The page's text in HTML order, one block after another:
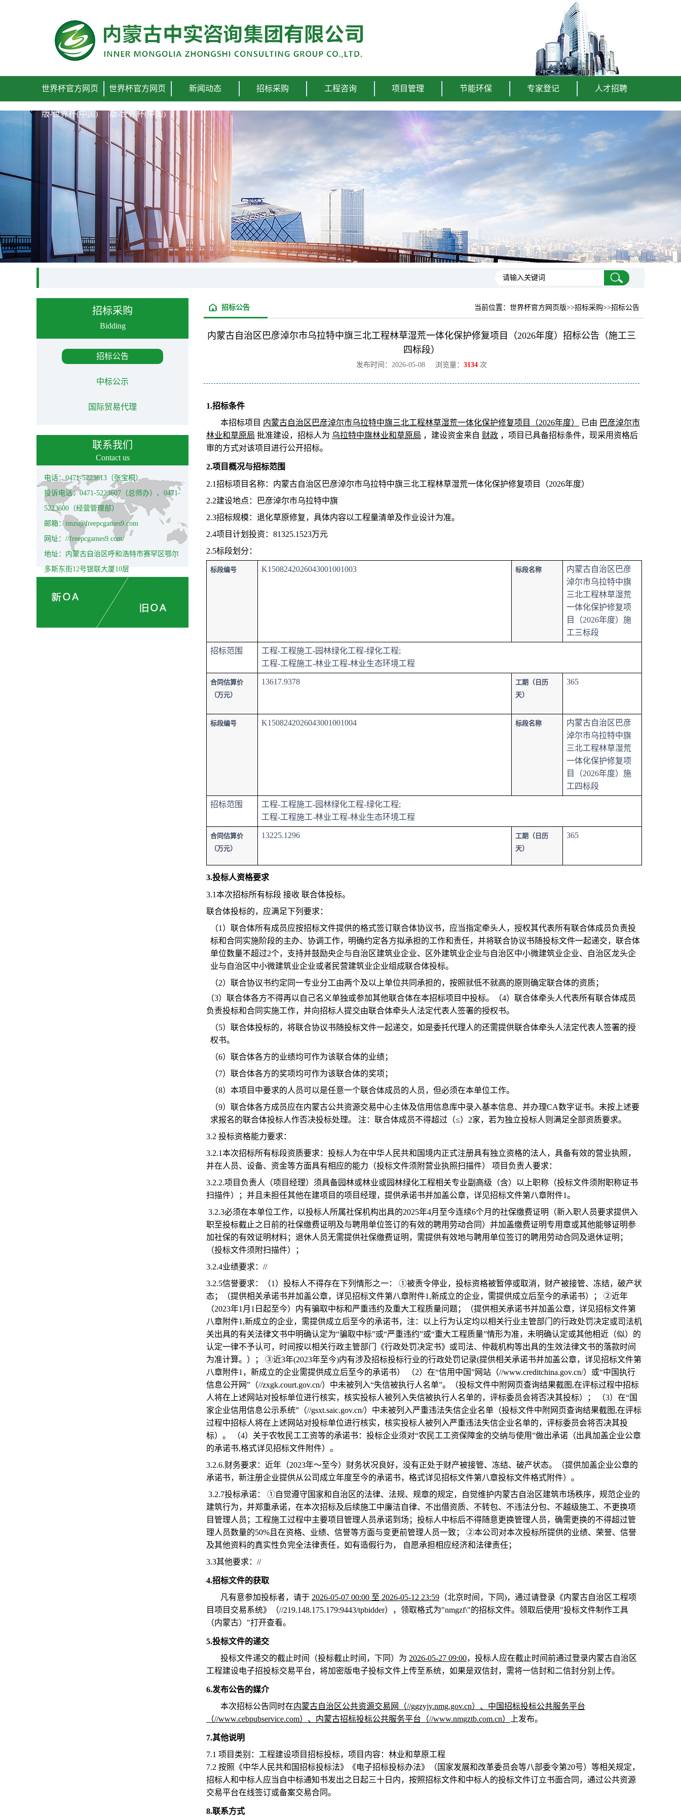
世界杯官方网页
版-世界杯(中国)
世界杯官方网页
版-世界杯(中国)
新闻动态 招标采购 工程咨询 项目管理 节能环保 专家登记 人才招聘
招标采购
Bidding
招标公告
中标公示
国际贸易代理
联系我们
Contact us
电话：0471-5223613（张宝桐）
投诉电话：0471-5223607（总师办）、0471-
5223600（经营管理部）
邮箱：imzs@freepcgames9.com
网址：//freepcgames9.com/
地址：内蒙古自治区呼和浩特市赛罕区鄂尔
多斯东街12号银联大厦10层
当前位置： 世界杯官方网页版>>招标采购>>招标公告
招标公告
内蒙古自治区巴彦淖尔市乌拉特中旗三北工程林草湿荒一体化保护修复项目（2026年度）招标公告（施工三
四标段）
发布时间：2026-05-08 浏览量： 3134 次
1.招标条件
本招标项目 内蒙古自治区巴彦淖尔市乌拉特中旗三北工程林草湿荒一体化保护修复项目（2026年度） 已由 巴彦淖尔市
林业和草原局 批准建设，招标人为 乌拉特中旗林业和草原局 ，建设资金来自 财政 ，项目已具备招标条件，现采用资格后
审的方式对该项目进行公开招标。
2.项目概况与招标范围
2.1招标项目名称：内蒙古自治区巴彦淖尔市乌拉特中旗三北工程林草湿荒一体化保护修复项目（2026年度）
2.2建设地点：巴彦淖尔市乌拉特中旗
2.3招标规模：退化草原修复，具体内容以工程量清单及作业设计为准。
2.4项目计划投资：81325.1523万元
2.5标段划分：
标段编号 K1508242026043001001003 标段名称
内蒙古自治区巴彦
淖尔市乌拉特中旗
三北工程林草湿荒
一体化保护修复项
目（2026年度）施
工三标段
招标范围
工程-工程施工-园林绿化工程-绿化工程;
工程-工程施工-林业工程-林业生态环境工程
合同估算价
（万元）
13617.9378
工期（日历
天）
365
标段编号 K1508242026043001001004 标段名称
内蒙古自治区巴彦
淖尔市乌拉特中旗
三北工程林草湿荒
一体化保护修复项
目（2026年度）施
工四标段
招标范围
工程-工程施工-园林绿化工程-绿化工程;
工程-工程施工-林业工程-林业生态环境工程
合同估算价
（万元）
13225.1296
工期（日历
天）
365
3.投标人资格要求
3.1本次招标所有标段 接收 联合体投标。
联合体投标的，应满足下列要求：
（1）联合体所有成员应按招标文件提供的格式签订联合体协议书，应当指定牵头人，授权其代表所有联合体成员负责投
标和合同实施阶段的主办、协调工作，明确约定各方拟承担的工作和责任，并将联合协议书随投标文件一起递交，联合体
单位数量不超过2个，支持并鼓励央企与自治区建筑业企业、区外建筑业企业与自治区中小微建筑业企业、自治区龙头企
业与自治区中小微建筑业企业或者民营建筑业企业组成联合体投标。
（2）联合协议书约定同一专业分工由两个及以上单位共同承担的，按照就低不就高的原则确定联合体的资质；
（3）联合体各方不得再以自己名义单独或参加其他联合体在本招标项目中投标。（4）联合体牵头人代表所有联合体成员
负责投标和合同实施工作，并向招标人提交由联合体牵头人法定代表人签署的授权书。
（5）联合体投标的，将联合协议书随投标文件一起递交，如是委托代理人的还需提供联合体牵头人法定代表人签署的授
权书。
（6）联合体各方的业绩均可作为该联合体的业绩；
（7）联合体各方的奖项均可作为该联合体的奖项；
（8）本项目中要求的人员可以是任意一个联合体成员的人员，但必须在本单位工作。
（9）联合体各方成员应在内蒙古公共资源交易中心主体及信用信息库中录入基本信息、并办理CA数字证书。未按上述要
求报名的联合体投标人作否决投标处理。 注：联合体成员不得超过（≤）2家，若为独立投标人则满足全部资质要求。
3.2 投标资格能力要求：
3.2.1本次招标所有标段资质要求：投标人为在中华人民共和国境内正式注册具有独立资格的法人，具备有效的营业执照，
并在人员、设备、资金等方面具有相应的能力（投标文件须附营业执照扫描件） 项目负责人要求：
3.2.2.项目负责人（项目经理）须具备园林或林业或园林绿化工程相关专业副高级（含）以上职称（投标文件须附职称证书
扫描件）；并且未担任其他在建项目的项目经理，提供承诺书并加盖公章，详见招标文件第八章附件1。
3.2.3必须在本单位工作，以投标人所属社保机构出具的2025年4月至今连续6个月的社保缴费证明（新入职人员要求提供入
职至投标截止之日前的社保缴费证明及与聘用单位签订的有效的聘用劳动合同）并加盖缴费证明专用章或其他能够证明参
加社保的有效证明材料；退休人员无需提供社保缴费证明，需提供有效地与聘用单位签订的聘用劳动合同及退休证明；
（投标文件须附扫描件）；
3.2.4业绩要求：//
3.2.5信誉要求：（1）投标人不得存在下列情形之一： ①被责令停业，投标资格被暂停或取消，财产被接管、冻结，破产状
态；（提供相关承诺书并加盖公章，详见招标文件第八章附件1,新成立的企业，需提供成立后至今的承诺书）； ②近年
（2023年1月1日起至今）内有骗取中标和严重违约及重大工程质量问题；（提供相关承诺书并加盖公章，详见招标文件第
八章附件1,新成立的企业，需提供成立后至今的承诺书，注：以上行为认定均以相关行业主管部门的行政处罚决定或司法机
关出具的有关法律文书中明确认定为“骗取中标”或“严重违约”或“重大工程质量”情形为准，未明确认定或其他相近（似）的
认定一律不予认可，时间按以相关行政主管部门《行政处罚决定书》或司法、仲裁机构等出具的生效法律文书的落款时间
为准计算。）； ③近3年(2023年至今)内有涉及招标投标行业的行政处罚记录(提供相关承诺书并加盖公章，详见招标文件第
八章附件1，新成立的企业需提供成立后至今的承诺书） （2）在“信用中国”网站（//www.creditchina.gov.cn/）或“中国执行
信息公开网”（//zxgk.court.gov.cn/）中未被列入“失信被执行人名单”。（投标文件中附网页查询结果截图,在评标过程中招标
人将在上述网站对投标单位进行核实，核实投标人被列入失信被执行人名单的，评标委员会将否决其投标）； （3）在“国
家企业信用信息公示系统”（//gsxt.saic.gov.cn/）中未被列入严重违法失信企业名单（投标文件中附网页查询结果截图,在评标
过程中招标人将在上述网站对投标单位进行核实，核实投标人被列入严重违法失信企业名单的，评标委员会将否决其投
标）。 （4）关于农牧民工工资等的承诺书：投标企业须对“农民工工资保障金的交纳与使用”做出承诺（出具加盖企业公章
的承诺书,格式详见招标文件附件）。
3.2.6.财务要求：近年（2023年～至今）财务状况良好，没有正处于财产被接管、冻结、破产状态。（提供加盖企业公章的
承诺书，新注册企业提供从公司成立年度至今的承诺书，格式详见招标文件第八章投标文件格式附件）。
3.2.7投标承诺： ①自觉遵守国家和自治区的法律、法规、规章的规定，自觉维护内蒙古自治区建筑市场秩序，规范企业的
建筑行为，并郑重承诺，在本次招标及后续施工中廉洁自律、不出借资质、不转包、不违法分包、不越级施工、不更换项
目管理人员；工程施工过程中主要项目管理人员承诺到场；投标人中标后不得随意更换管理人员，确需更换的不得超过管
理人员数量的50%且在资格、业绩、信誉等方面与变更前管理人员一致； ②本公司对本次投标所提供的业绩、荣誉、信誉
及其他资料的真实性负完全法律责任，如有造假行为， 自愿承担相应经济和法律责任；
3.3其他要求：//
4.招标文件的获取
凡有意参加投标者，请于 2026-05-07 00:00 至 2026-05-12 23:59 （北京时间，下同)，通过请登录《内蒙古自治区工程项
目项目交易系统》（//219.148.175.179:9443/tpbidder），领取格式为"nmgzf\"的招标文件。领取后使用 "投标文件制作工具
（内蒙古） "打开查看。
5.投标文件的递交
投标文件递交的截止时间（投标截止时间，下同）为 2026-05-27 09:00，投标人应在截止时间前通过登录内蒙古自治区
工程建设电子招投标交易平台，将加密版电子投标文件上传至系统，如果是双信封，需将一信封和二信封分别上传。
6.发布公告的媒介
本次招标公告同时在内蒙古自治区公共资源交易网（//ggzyjy.nmg.gov.cn）、中国招标投标公共服务平台
（//www.cebpubservice.com）、内蒙古招标投标公共服务平台（//www.nmgztb.com.cn） 上发布。
7.其他说明
7.1 项目类别：工程建设项目招标投标，项目内容：林业和草原工程
7.2 按照《中华人民共和国招标投标法》《电子招标投标办法》（国家发展和改革委员会等八部委令第20号）等相关规定，
招标人和中标人应当自中标通知书发出之日起三十日内，按照招标文件和中标人的投标文件订立书面合同，通过公共资源
交易平台在线签订或备案交易合同。
8.联系方式